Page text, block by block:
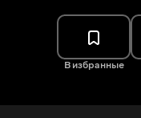
В избранные